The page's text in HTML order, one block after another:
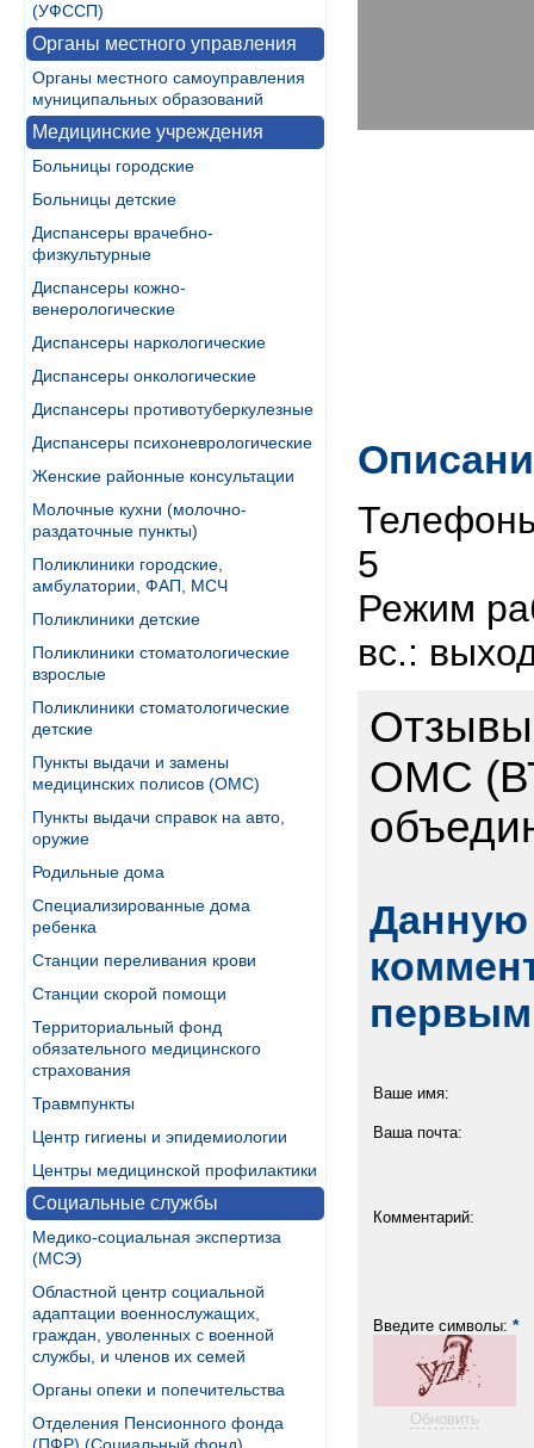
(УФССП)
Органы местного управления
Органы местного самоуправления
муниципальных образований
Медицинские учреждения
Больницы городские
Больницы детские
Диспансеры врачебно-
физкультурные
Диспансеры кожно-
венерологические
Диспансеры наркологические
Диспансеры онкологические
Диспансеры противотуберкулезные
Диспансеры психоневрологические
Женские районные консультации
Молочные кухни (молочно-
раздаточные пункты)
Поликлиники городские,
амбулатории, ФАП, МСЧ
Поликлиники детские
Поликлиники стоматологические
взрослые
Поликлиники стоматологические
детские
Пункты выдачи и замены
медицинских полисов (ОМС)
Пункты выдачи справок на авто,
оружие
Родильные дома
Специализированные дома
ребенка
Станции переливания крови
Станции скорой помощи
Территориальный фонд
обязательного медицинского
страхования
Травмпункты
Центр гигиены и эпидемиологии
Центры медицинской профилактики
Социальные службы
Медико-социальная экспертиза
(МСЭ)
Областной центр социальной
адаптации военнослужащих,
граждан, уволенных с военной
службы, и членов их семей
Органы опеки и попечительства
Отделения Пенсионного фонда
5
Режим
вс.:
Отзывы
ОМС
Данную
Ваше имя:
Ваша почта:
Комментарий:
Введите символы: *
Обновить